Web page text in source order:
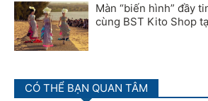
Màn “biến hình” đầy
cùng BST Kito Shop
CÓ THỂ BẠN QUAN TÂM